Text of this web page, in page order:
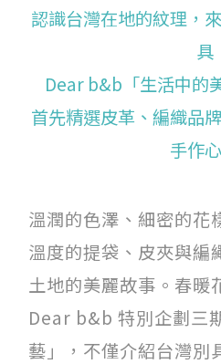
選擇語言： 中文
關於我們
服務條款
Like us on Facebook
Follow us on Instagram
認識台灣在地的紋理，
具
Dear b&b「生活中的
首先精選皮革、編織品
手作
溫潤的色澤、細密的花
溫度的提袋、皮夾與編
土地的美麗故事。春暖
Dear b&b 特別企劃三
藝」，不僅介紹台灣別